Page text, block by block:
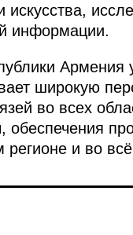
информации.
широкую
во всех
регионе и во